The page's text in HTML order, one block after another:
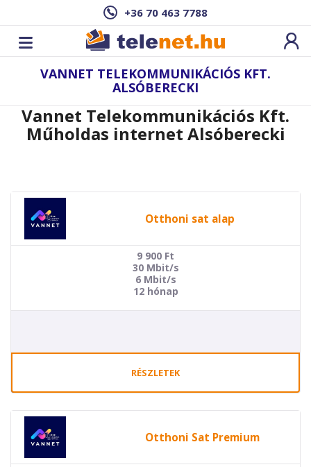
+36 70 463 7788
VANNET TELEKOMMUNIKÁCIÓS KFT.
ALSÓBERECKI
Vannet Telekommunikációs Kft.
Műholdas internet Alsóberecki
Otthoni sat alap
9 900 Ft
30 Mbit/s
6 Mbit/s
12 hónap
RÉSZLETEK
Otthoni Sat Premium